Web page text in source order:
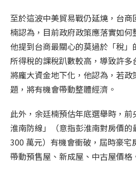
至於這波中美貿易戰仍延燒，台
楠認為，目前政府政策應落實如何
他提到台商最關心的莫過於「稅
所得稅的課稅趴數較高，導致許多
將龐大資金地下化，他認為，若
題，將有機會帶動整體經濟。
此外，余廷楠預估年底選舉時，
淮南防線」（意指彭淮南對房價
300 萬元）有機會衝破，屆時豪宅
帶動預售屋、新成屋、中古屋價格